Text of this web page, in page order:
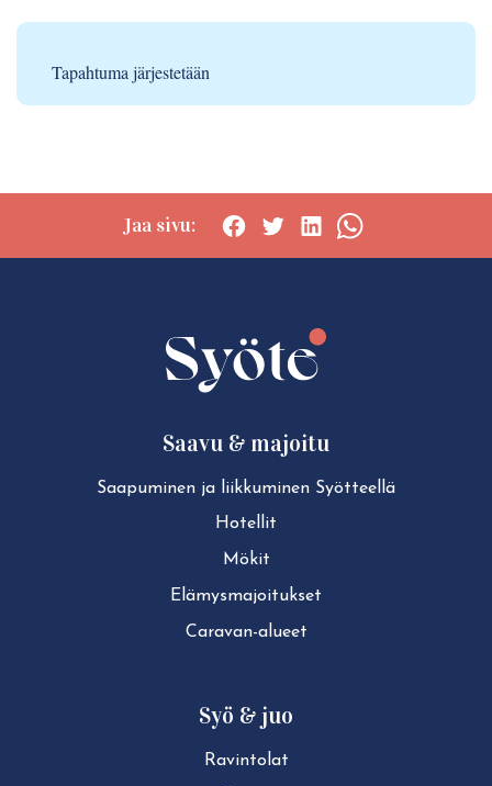
Tapahtuma järjestetään
Jaa sivu:
Saavu & majoitu
Saapuminen ja liikkuminen Syötteellä
Hotellit
Mökit
Elä­mys­ma­joi­tuk­set
Caravan-alueet
Syö & juo
Ravintolat